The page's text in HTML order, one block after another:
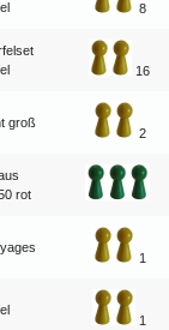
8
16
2
1
1